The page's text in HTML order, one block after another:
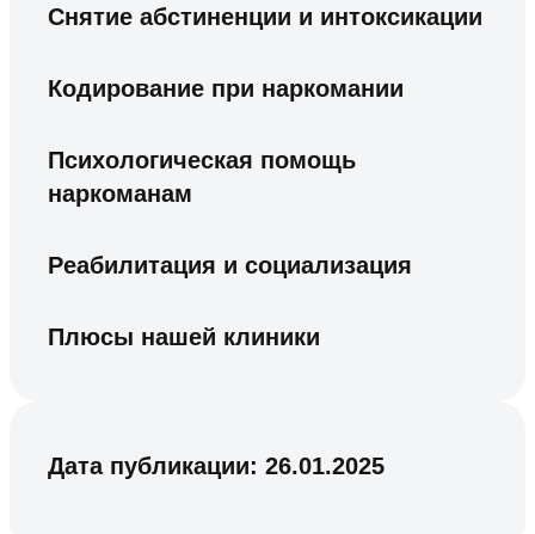
Снятие абстиненции и интоксикации
Кодирование при наркомании
Психологическая помощь
наркоманам
Реабилитация и социализация
Плюсы нашей клиники
Дата публикации: 26.01.2025